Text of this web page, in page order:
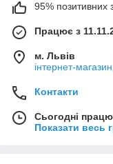
95% позитивних з
Працює з
м. Львів
інтернет-
Контакти
Сьогодні
Показати весь